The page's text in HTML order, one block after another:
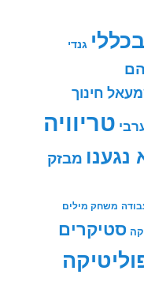
בכללי גנדי
חינוך
טריוויה
נגענו מבזק
משחק מילים
סטיקרים